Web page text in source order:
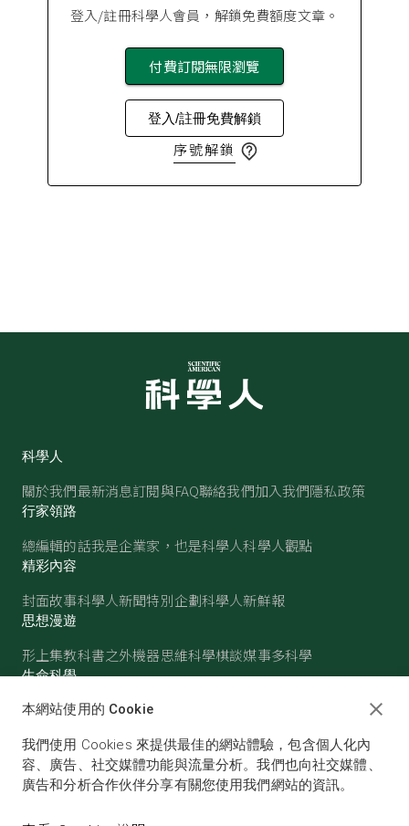
登入/註冊科學人會員，解鎖免費額度文章。
付費訂閱無限瀏覽
登入/註冊免費解鎖
序號解鎖
科學人
關於我們最新消息訂閱與FAQ聯絡我們加入我們隱私政策
行家領路
總編輯的話我是企業家，也是科學人科學人觀點
精彩內容
封面故事科學人新聞特別企劃科學人新鮮報
思想漫遊
形上集教科書之外機器思維科學棋談媒事多科學
生命科學
醫學古生物心理學生態學
物理 化學地球科學天文
本網站使用的 Cookie
我們使用 Cookies 來提供最佳的網站體驗，包含個人化內
容、廣告、社交媒體功能與流量分析。我們也向社交媒體、
廣告和分析合作伙伴分享有關您使用我們網站的資訊。